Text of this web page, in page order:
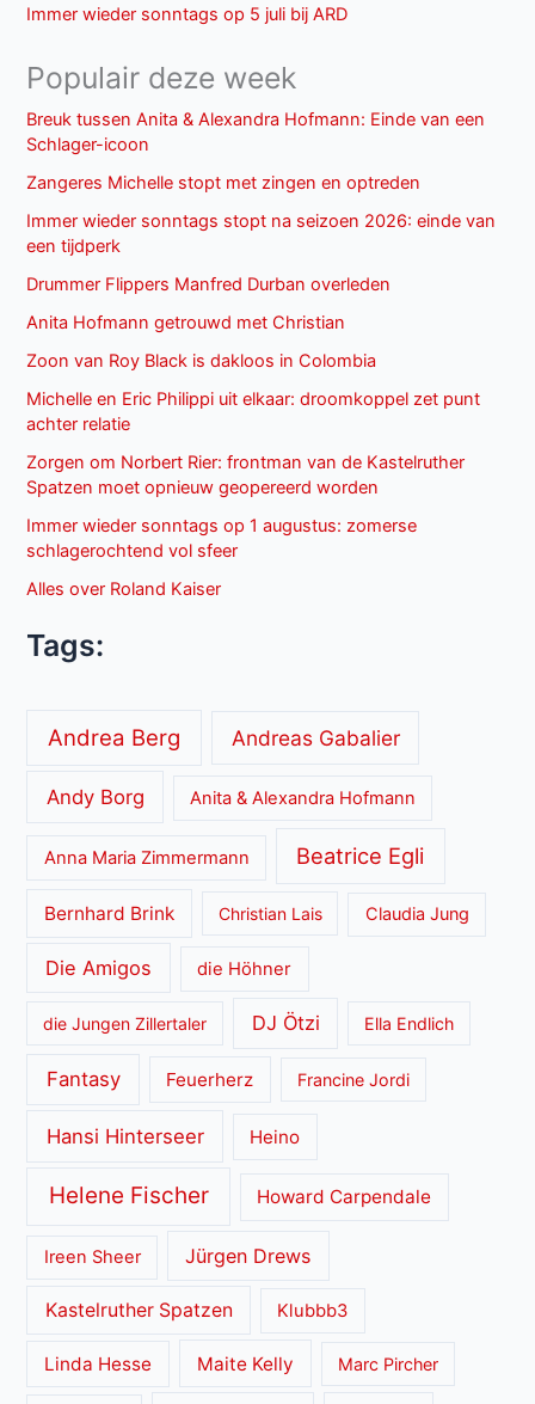
Immer wieder sonntags op 5 juli bij ARD
Populair deze week
Breuk tussen Anita & Alexandra Hofmann: Einde van een
Schlager-icoon
Zangeres Michelle stopt met zingen en optreden
Immer wieder sonntags stopt na seizoen 2026: einde van
een tijdperk
Drummer Flippers Manfred Durban overleden
Anita Hofmann getrouwd met Christian
Zoon van Roy Black is dakloos in Colombia
Michelle en Eric Philippi uit elkaar: droomkoppel zet punt
achter relatie
Zorgen om Norbert Rier: frontman van de Kastelruther
Spatzen moet opnieuw geopereerd worden
Immer wieder sonntags op 1 augustus: zomerse
schlagerochtend vol sfeer
Alles over Roland Kaiser
Tags:
Andrea Berg Andreas Gabalier
Andy Borg Anita & Alexandra Hofmann
Anna Maria Zimmermann Beatrice Egli
Bernhard Brink Christian Lais Claudia Jung
Die Amigos die Höhner
die Jungen Zillertaler DJ Ötzi Ella Endlich
Fantasy Feuerherz Francine Jordi
Hansi Hinterseer Heino
Helene Fischer Howard Carpendale
Ireen Sheer Jürgen Drews
Kastelruther Spatzen Klubbb3
Linda Hesse Maite Kelly Marc Pircher